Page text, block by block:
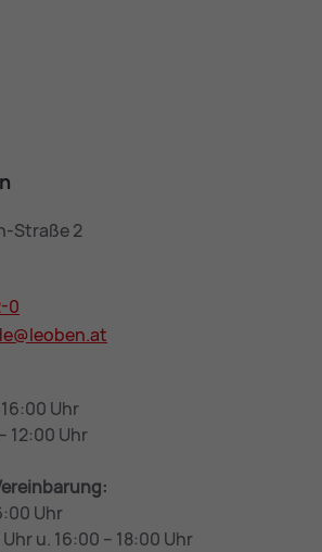
Straße 2
0
leoben.at
Uhr
12:00 Uhr
Uhr
u. 16:00 – 18:00 Uhr